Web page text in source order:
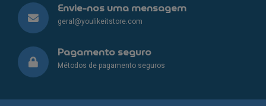
Envie-nos uma mensagem
geral@youlikeitstore.com
Pagamento seguro
Métodos de pagamento seguros